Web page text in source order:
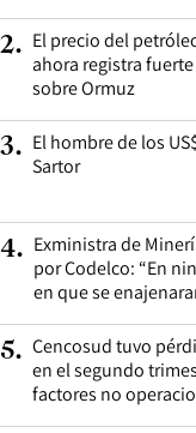
2. El precio del
ahora registra
sobre Ormuz
3. El hombre de los
Sartor
4. Exministra de
por Codelco: “En
en que se
5. Cencosud tuvo
en el segundo
factores no